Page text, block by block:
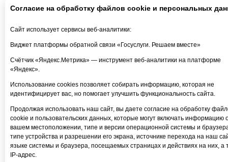
Согласие на обработку файлов cookie и персональных
Сайт использует сервисы веб-аналитики:
Виджет платформы обратной связи «Госуслуги. Решаем вместе»
Счётчик «Яндекс.Метрика» — инструмент веб-аналитики на платформе
«Яндекс».
Использование cookies позволяет собирать информацию, которая не
идентифицирует вас, но помогает улучшить функциональность сайта.
Продолжая использовать наш сайт, вы даете согласие на обработку
cookie и пользовательских данных, которые могут включать информацию
вашем местоположении, типе и версии операционной системы и
типе устройства и разрешении его экрана, источнике перехода на наш
языке системы и браузера, посещаемых страницах и действиях на них, а
IP-адрес.